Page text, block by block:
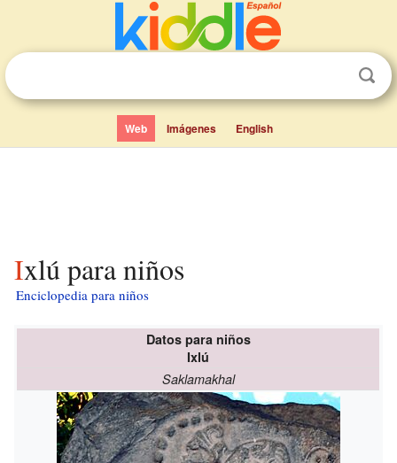
Web Imágenes English
Ixlú para niños
Enciclopedia para niños
Datos para niños
Ixlú
Saklamakhal